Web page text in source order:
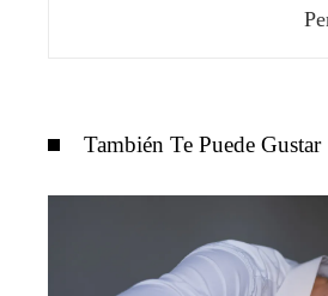
También Te Puede Gustar